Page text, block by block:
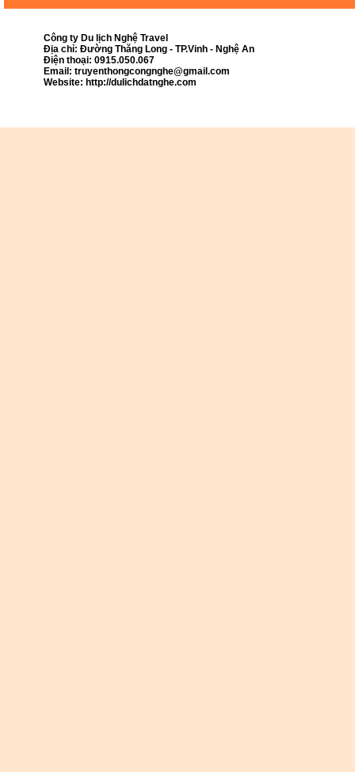
Công ty Du lịch Nghệ Travel
Địa chỉ: Đường Thăng Long - TP.Vinh - Nghệ An
Điện thoại: 0915.050.067
Email: truyenthongcongnghe@gmail.com
Website: http://dulichdatnghe.com